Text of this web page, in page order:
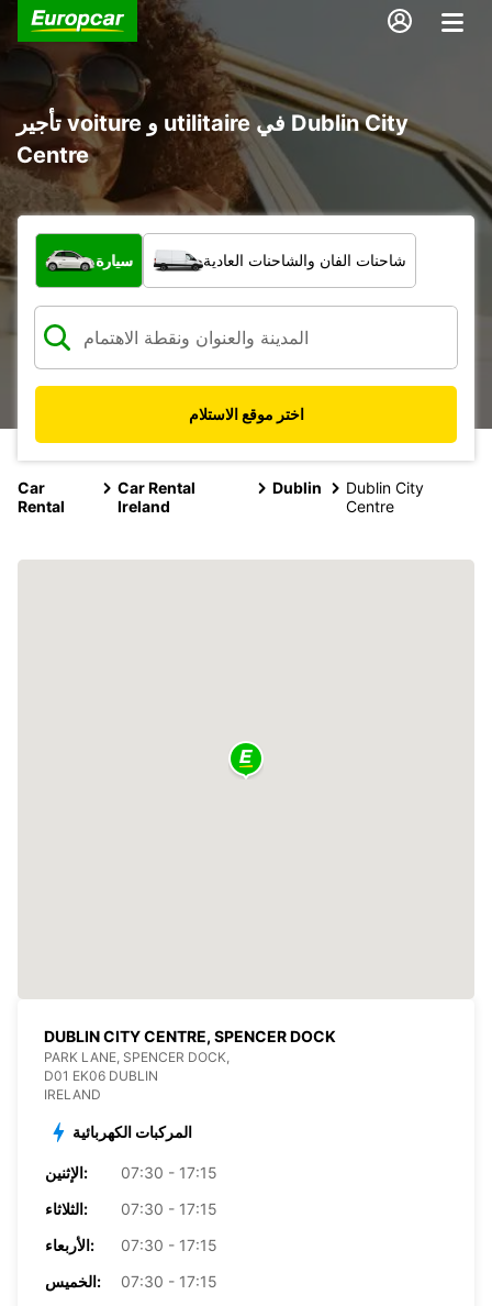
تأجير voiture و utilitaire في Dublin City
Centre
ما نوع المركبة؟
سيارة شاحنات الفان والشاحنات العادية
اختر موقع الاستلام
Car
Rental
Car Rental
Ireland
Dublin
Dublin City
Centre
DUBLIN CITY CENTRE, SPENCER DOCK
PARK LANE, SPENCER DOCK,
D01 EK06 DUBLIN
IRELAND
المركبات الكهربائية
الإثنين:
07:30 - 17:15
الثلاثاء:
07:30 - 17:15
الأربعاء:
07:30 - 17:15
الخميس:
07:30 - 17:15